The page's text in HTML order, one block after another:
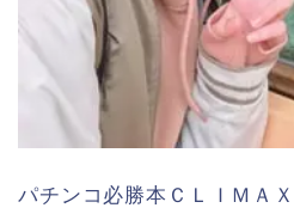
パチンコ必勝本ＣＬＩＭＡ